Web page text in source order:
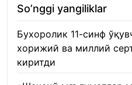
So’nggi yangiliklar
Бухоролик 11-синф
хорижий ва миллий
киритди